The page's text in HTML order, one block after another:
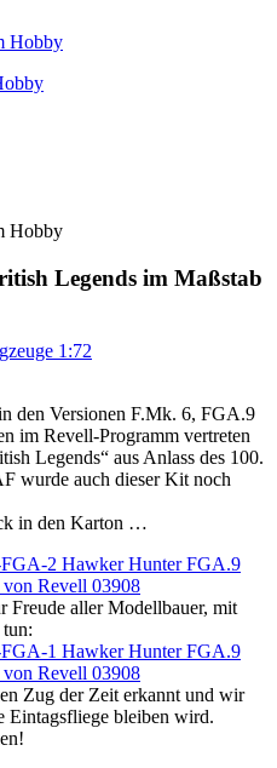
Legends im Maßstab
1:72
den Versionen F.Mk. 6, FGA.9
im Revell-Programm vertreten
Legends“ aus Anlass des 100.
wurde auch dieser Kit noch
in den Karton …
Freude aller Modellbauer, mit
Zug der Zeit erkannt und wir
Eintagsfliege bleiben wird.